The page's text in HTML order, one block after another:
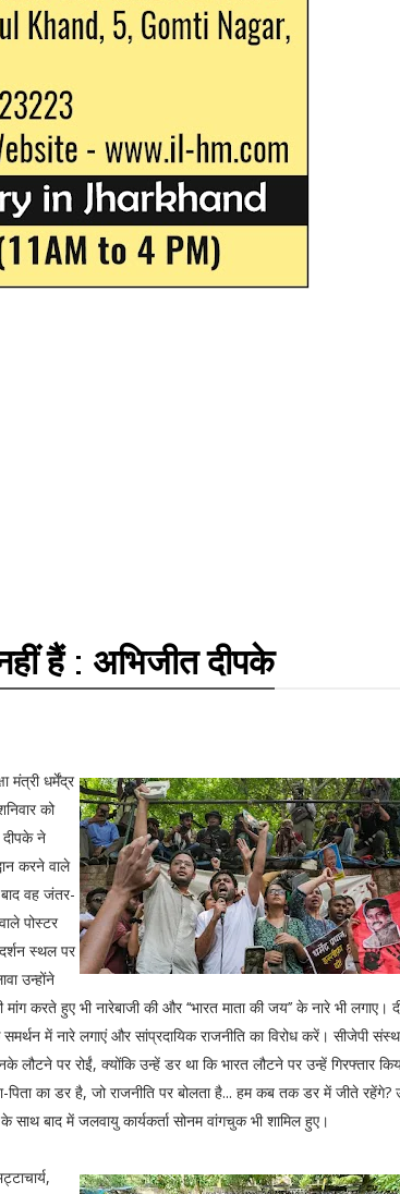
हैं : अभिजीत दीपके
मंत्री धर्मेंद्र
को
ने
करने वाले
वह जंतर-
पोस्टर
स्थल पर
उन्होंने
मांग करते हुए भी नारेबाजी की और ‘‘भारत माता की जय’’ के नारे भी लगाए।
में नारे लगाएं और सांप्रदायिक राजनीति का विरोध करें। सीजेपी
पर रोईं, क्योंकि उन्हें डर था कि भारत लौटने पर उन्हें गिरफ्तार
पिता का डर है, जो राजनीति पर बोलता है... हम कब तक डर में जीते रहेंगे?
साथ बाद में जलवायु कार्यकर्ता सोनम वांगचुक भी शामिल हुए।